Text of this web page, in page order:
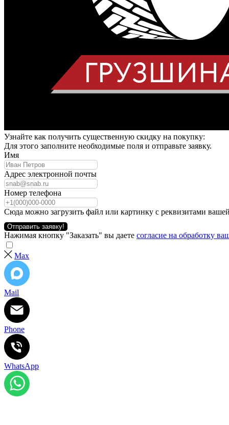
Узнайте как получить существенную скидку на покупку:
Для этого заполните необходимые поля и отправьте заявку.
Имя
Адрес электронной почты
Номер телефона
Сюда можно загрузить файл или картинку с реквизитами
Отправить заявку!
Нажимая кнопку "Заказать" вы даете согласие на обработку
Max
Mail
Phone
WhatsApp